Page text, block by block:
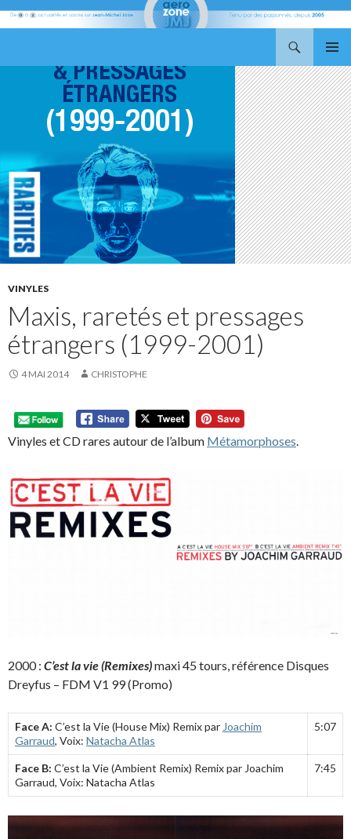
MENU
VINYLES
Maxis, raretés et pressages
étrangers (1999-2001)
4 MAI 2014 CHRISTOPHE
Vinyles et CD rares autour de l’album Métamorphoses.
2000 : C’est la vie(Remixes)maxi 45 tours, référence Disques
Dreyfus – FDM V1 99 (Promo)
Face A: C’est la Vie (House Mix) Remix par Joachim
Garraud, Voix: Natacha Atlas
5:07
Face B: C’est la Vie (Ambient Remix) Remix par Joachim
Garraud, Voix: Natacha Atlas
7:45